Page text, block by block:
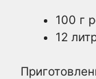
100 г
12